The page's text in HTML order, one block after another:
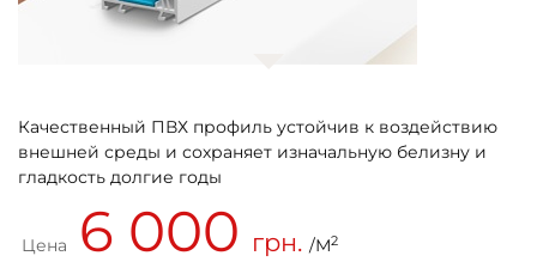
Качественный ПВХ профиль устойчив к воздействию
внешней среды и сохраняет изначальную белизну и
гладкость долгие годы
Цена 6 000 грн. /М2